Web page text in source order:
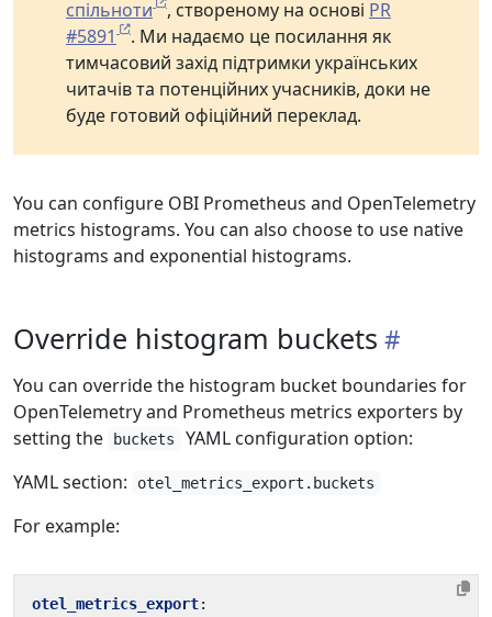
спільноти
, створеному на основі PR
#5891
. Ми надаємо це посилання як
тимчасовий захід підтримки українських
читачів та потенційних учасників, доки не
буде готовий офіційний переклад.
You can configure OBI Prometheus and OpenTelemetry
metrics histograms. You can also choose to use native
histograms and exponential histograms.
Override histogram buckets
You can override the histogram bucket boundaries for
OpenTelemetry and Prometheus metrics exporters by
setting the
buckets
YAML configuration option:
YAML section:
otel_metrics_export.buckets
For example:
otel_metrics_export: